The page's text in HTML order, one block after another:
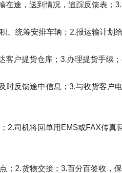
在途，送到情况，追踪反馈表；3.
、统筹安排车辆；2.报运输计划
客户提货仓库；3.办理提货手续
时反馈途中信息；3.与收货客户
2.司机将回单用EMS或FAX传
；2.货物交接；3.百分百签收，